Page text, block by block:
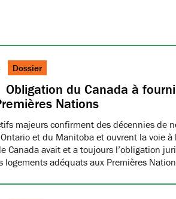
Dossier
Obligation du Canada à
Nations
majeurs confirment des décennies de
et du Manitoba et ouvrent la voie
Canada avait et a toujours l’obligation
logements adéquats aux Premières